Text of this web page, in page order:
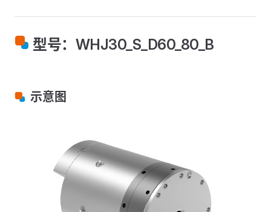
型号：WHJ30_S_D60_80_B
示意图